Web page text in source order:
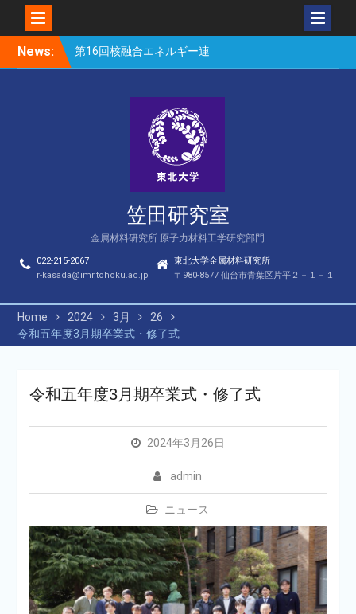
News:
第16回核融合エネルギー連
合講演会（笠田、Park、
村、Lee、He、Bae）
楽しい理科のはなし（仙台
市立松森小学校）
第16回核融合エネルギー連
合講演会若手優秀発表賞
笠田研究室
金属材料研究所 原子力材料工学研究部門
022-215-2067
r-kasada@imr.tohoku.ac.jp
東北大学金属材料研究所
〒980-8577 仙台市青葉区片平２－１－１
Home 2024 3月
26
令和五年度3月期卒業式・修了式
令和五年度3月期卒業式・修了式
2024年3月26日
admin
ニュース